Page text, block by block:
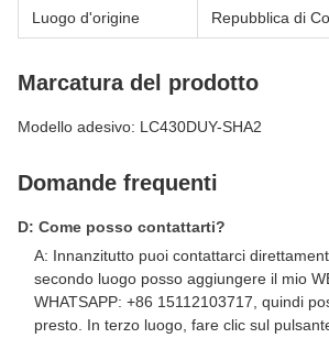
Luogo d'origine Repubblica di
Marcatura del prodotto
Modello adesivo: LC430DUY-SHA2
Domande frequenti
D: Come posso contattarti?
A: Innanzitutto puoi contattarci
secondo luogo posso aggiungere il mio
WHATSAPP: +86 15112103717, quindi
presto. In terzo luogo, fare clic sul